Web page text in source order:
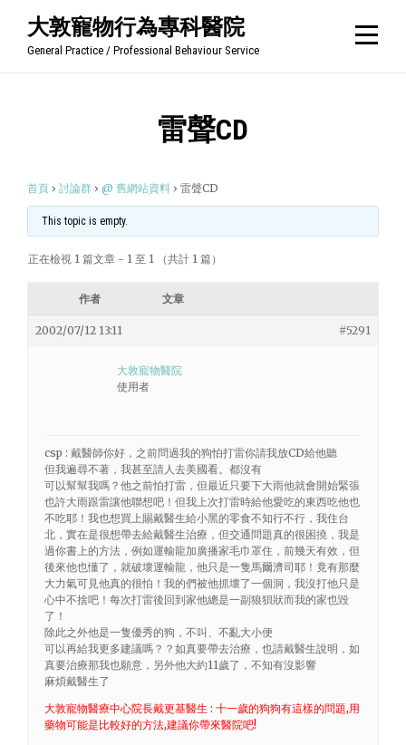
大敦寵物行為專科醫院
General Practice / Professional Behaviour Service
雷聲CD
首頁 › 討論群 › @ 舊網站資料 › 雷聲CD
This topic is empty.
正在檢視 1 篇文章 - 1 至 1 （共計 1 篇）
作者 文章
2002/07/12 13:11 #5291
大敦寵物醫院
使用者
csp : 戴醫師你好，之前問過我的狗怕打雷你請我放CD給他聽
但我遍尋不著，我甚至請人去美國看。都沒有
可以幫幫我嗎？他之前怕打雷，但最近只要下大雨他就會開始緊張
也許大雨跟雷讓他聯想吧！但我上次打雷時給他愛吃的東西吃他也
不吃耶！我也想買上賜戴醫生給小黑的零食不知行不行，我住台
北，實在是很想帶去給戴醫生治療，但交通問題真的很困撓，我是
過你書上的方法，例如運輸龍加廣播家毛巾罩住，前幾天有效，但
後來他也懂了，就破壞運輸龍，他只是一隻馬爾濟司耶！竟有那麼
大力氣可見他真的很怕！我的們被他抓壞了一個洞，我沒打他只是
心中不捨吧！每次打雷後回到家他總是一副狼狽狀而我的家也毀
了！
除此之外他是一隻優秀的狗，不叫、不亂大小便
可以再給我更多建議嗎？？如真要帶去治療，也請戴醫生說明，如
真要治療那我也願意，另外他大約11歲了，不知有沒影響
麻煩戴醫生了
大敦寵物醫療中心院長戴更基醫生 : 十一歲的狗狗有這樣的問題,用
藥物可能是比較好的方法,建議你帶來醫院吧!